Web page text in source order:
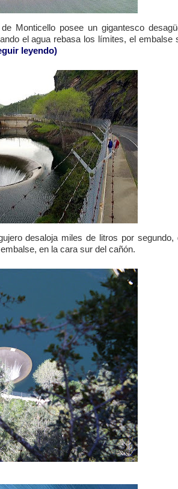
Monticello posee un gigantesco
el agua rebasa los límites, el embalse
leyendo)
desaloja miles de litros por segundo,
en la cara sur del cañón.